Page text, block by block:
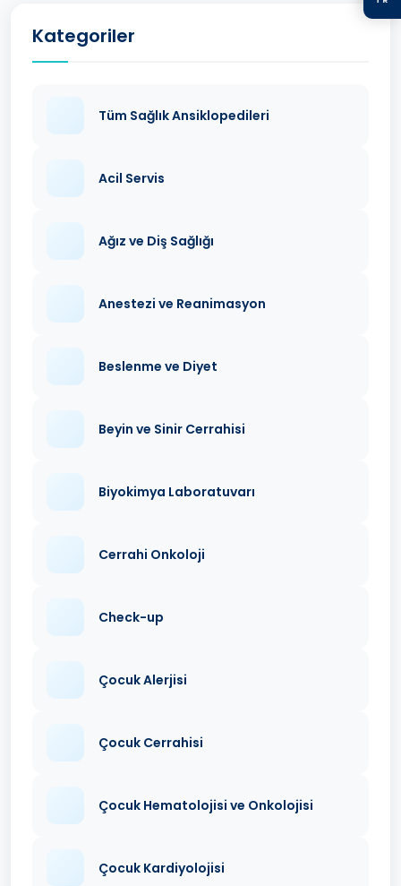
Kategoriler
Tüm Sağlık Ansiklopedileri
Acil Servis
Ağız ve Diş Sağlığı
Anestezi ve Reanimasyon
Beslenme ve Diyet
Beyin ve Sinir Cerrahisi
Biyokimya Laboratuvarı
Cerrahi Onkoloji
Check-up
Çocuk Alerjisi
Çocuk Cerrahisi
Çocuk Hematolojisi ve Onkolojisi
Çocuk Kardiyolojisi